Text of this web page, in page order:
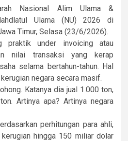
Nasional Alim Ulama &
Ulama (NU) 2026 di
Timur, Selasa (23/6/2026).
praktik under invoicing atau
nilai transaksi yang kerap
selama bertahun-tahun. Hal
negara secara masif.
Katanya dia jual 1.000 ton,
Artinya apa? Artinya negara
perhitungan para ahli,
hingga 150 miliar dolar